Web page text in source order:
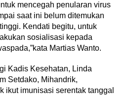
mencegah penularan virus
saat ini belum ditemukan
Kendati begitu, untuk
sosialisasi kepada
Martias Wanto.
Kadis Kesehatan, Linda
Setdako, Mihandrik,
ikut imunisasi serentak tanggal